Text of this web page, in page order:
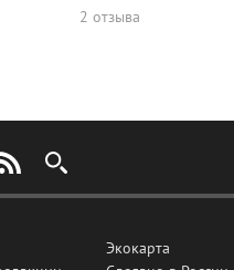
2 отзыва
Экокарта